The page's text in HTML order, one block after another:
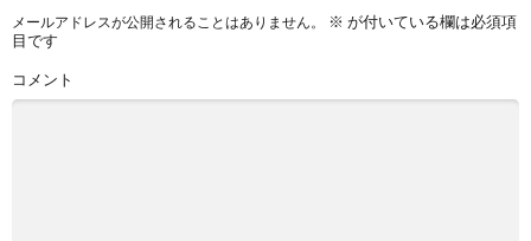
メールアドレスが公開されることはありません。 ※ が付いている欄は必須項
目です
コメント